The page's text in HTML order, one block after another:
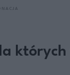
których